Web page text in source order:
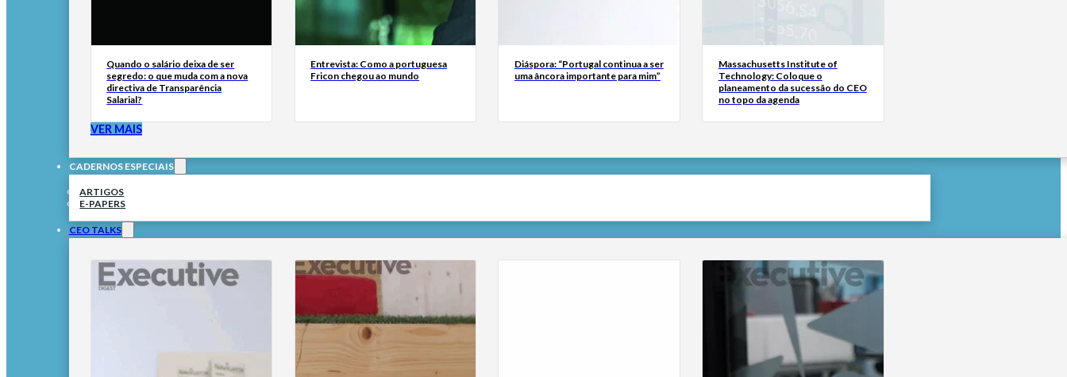
Quando o salário deixa de ser
segredo: o que muda com a nova
directiva de Transparência
Salarial?
Entrevista: Como a portuguesa
Fricon chegou ao mundo
Diáspora: “Portugal continua a ser
uma âncora importante para mim”
Massachusetts Institute of
Technology: Coloque o
planeamento da sucessão do CEO
no topo da agenda
VER MAIS
CADERNOS ESPECIAIS
ARTIGOS
E-PAPERS
CEO TALKS